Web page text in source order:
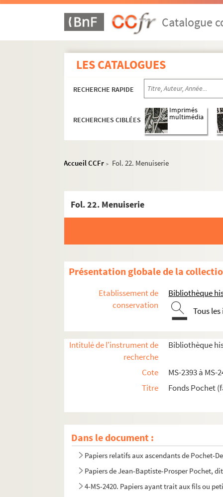
Catalogue
LES CATALOGUES
RECHERCHE RAPIDE
RECHERCHES CIBLÉES
Imprimés
multimédia
Accueil CCFr > Fol. 22. Menuiserie
Fol. 22. Menuiserie
Présentation globale de la
Etablissement de
conservation
Bibliothèque
Tous
Intitulé de l'instrument de
recherche
Bibliothèque
Cote
MS-2393 à MS-
Titre
Fonds Pochet
Dans le document :
Papiers relatifs aux ascendants de Pochet-
Papiers de Jean-Baptiste-Prosper Pochet,
4-MS-2420. Papiers ayant trait aux fils ou